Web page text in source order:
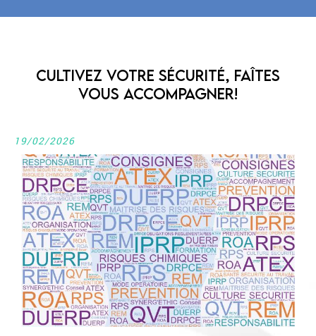
Cultivez votre sécurité, faîtes
vous accompagner!
19/02/2026